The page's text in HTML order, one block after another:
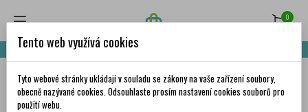
0
Nakupte za 999,- Kč a získáte dopravu zdarma!
✦AI
Tento web využívá cookies
Tyto webové stránky ukládají v souladu se zákony na vaše zařízení soubory,
obecně nazývané cookies. Odsouhlaste prosím nastavení cookies souborů pro
použití webu.